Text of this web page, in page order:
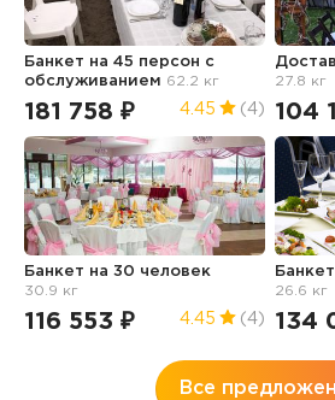
Банкет на 45 персон с
обслуживанием 62.2 кг
181 758 ₽ 4.45 (4)
27.8 кг
104
Банкет на 30 человек
30.9 кг
116 553 ₽ 4.45 (4)
26.6 кг
134
Все